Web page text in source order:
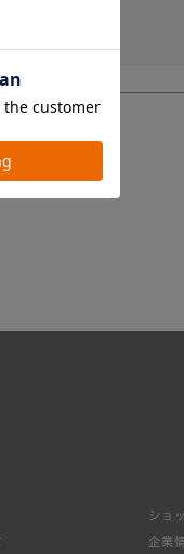
ショ
企業